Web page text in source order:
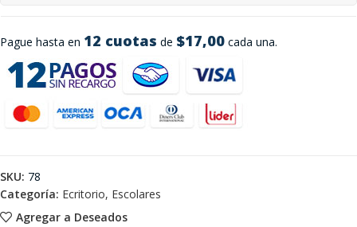
Pague hasta en 12 cuotas de $17,00 cada una.
Agregar a Deseados
SKU: 78
Categoría: Ecritorio, Escolares